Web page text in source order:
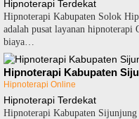
Hipnoterapi Terdekat
Hipnoterapi Kabupaten Solok
adalah pusat layanan hipnoterapi
biaya…
Hipnoterapi Kabupaten
Hipnoterapi Online
Hipnoterapi Terdekat
Hipnoterapi Kabupaten